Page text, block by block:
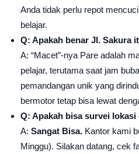
Anda tidak perlu repot
belajar.
Q: Apakah benar Jl. Sakura
A: “Macet”-nya Pare adalah
pelajar, terutama saat jam
pemandangan unik yang
bermotor tetap bisa lewat
Q: Apakah bisa survei
A: Sangat Bisa. Kantor kami
Minggu). Silakan datang, cek